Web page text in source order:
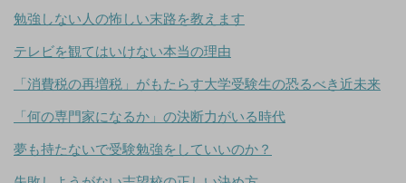
勉強しない人の怖しい末路を教えます
テレビを観てはいけない本当の理由
「消費税の再増税」がもたらす大学受験生の恐るべき近未来
「何の専門家になるか」の決断力がいる時代
夢も持たないで受験勉強をしていいのか？